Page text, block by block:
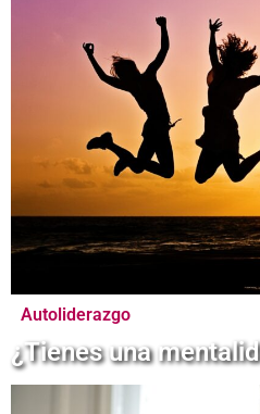
Autoliderazgo
¿Tienes una